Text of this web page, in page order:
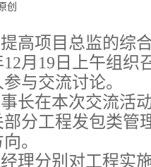
创
高项目总监的综
12月19日上午组织
与交流讨论。
长在本次交流活
分工程发包类管
。
理分别对工程实